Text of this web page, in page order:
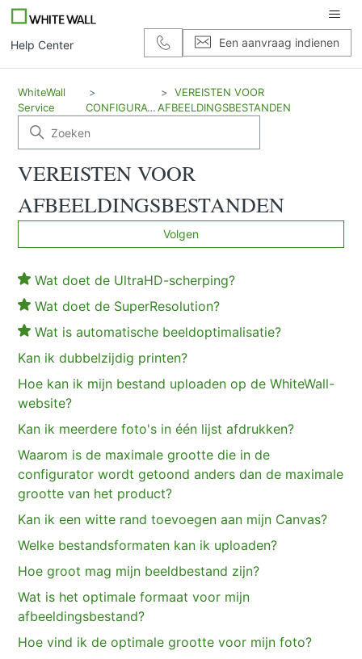
Help Center Een aanvraag indienen
WhiteWall
Service
CONFIGURATIE
VEREISTEN VOOR
AFBEELDINGSBESTANDEN
VEREISTEN VOOR
AFBEELDINGSBESTANDEN
Volgen
FAQ
Wat doet de UltraHD-scherping?
Wat doet de SuperResolution?
Wat is automatische beeldoptimalisatie?
Kan ik dubbelzijdig printen?
Hoe kan ik mijn bestand uploaden op de WhiteWall-
website?
Kan ik meerdere foto's in één lijst afdrukken?
Waarom is de maximale grootte die in de
configurator wordt getoond anders dan de maximale
grootte van het product?
Kan ik een witte rand toevoegen aan mijn Canvas?
Welke bestandsformaten kan ik uploaden?
Hoe groot mag mijn beeldbestand zijn?
Wat is het optimale formaat voor mijn
afbeeldingsbestand?
Hoe vind ik de optimale grootte voor mijn foto?